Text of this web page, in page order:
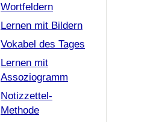
Wortfeldern
Lernen mit Bildern
Vokabel des Tages
Lernen mit
Assoziogramm
Notizzettel-
Methode